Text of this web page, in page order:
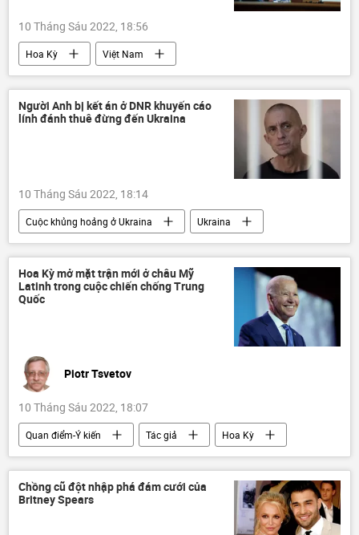
10 Tháng Sáu 2022, 18:56
Hoa Kỳ
Việt Nam
Các biện pháp trừng phạt chống Nga
Chính trị
Kinh tế hợp tác
Người Anh bị kết án ở DNR khuyến cáo
lính đánh thuê đừng đến Ukraina
10 Tháng Sáu 2022, 18:14
Cuộc khủng hoảng ở Ukraina
Ukraina
DNR
Anh Nga
Mariupol
Thế giới
Chiến dịch quân sự đặc biệt tại Ukraina
Hoa Kỳ mở mặt trận mới ở châu Mỹ
Latinh trong cuộc chiến chống Trung
Quốc
Piotr Tsvetov
10 Tháng Sáu 2022, 18:07
Quan điểm-Ý kiến Tác giả
Hoa Kỳ
Trung Quốc
Joe Biden
Nga
Mỹ Latinh
Đài Loan
Chồng cũ đột nhập phá đám cưới của
Britney Spears